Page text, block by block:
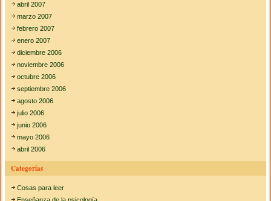
abril 2007
marzo 2007
febrero 2007
enero 2007
diciembre 2006
noviembre 2006
octubre 2006
septiembre 2006
agosto 2006
julio 2006
junio 2006
mayo 2006
abril 2006
Categorías
Cosas para leer